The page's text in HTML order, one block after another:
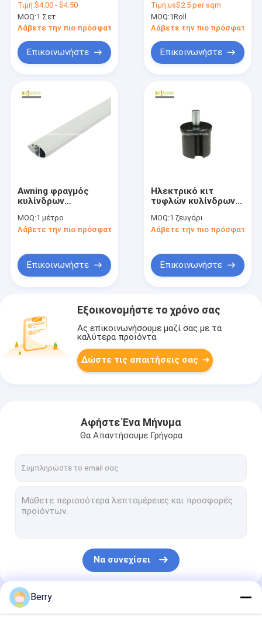
σκηνές
Τιμή:$4.00 - $4.50
MOQ:1 Σετ
Λάβετε την πιο πρόσφατη τιμή
Επικοινωνήστε
Τιμή:us$2.5 per sqm
MOQ:1Roll
Λάβετε την πιο πρόσφατη
Επικοινωνήστε
Awning φραγμός
κυλίνδρων
εξαρτήματα
παραθύρων, Awning
MOQ:1 μέτρο
Λάβετε την πιο πρόσφατη τιμή
Επικοινωνήστε
Ηλεκτρικό κιτ
τυφλών κυλίνδρων
σωλήνα Plug Awning
Frame
MOQ:1 ζευγάρι
Λάβετε την πιο πρόσφατη
Επικοινωνήστε
Εξοικονομήστε το χρόνο σας
Ας επικοινωνήσουμε μαζί σας με τα
καλύτερα προϊόντα.
Δώστε τις απαιτήσεις σας
Αφήστε Ένα Μήνυμα
Θα Απαντήσουμε Γρήγορα
Να συνεχίσει
Οι Κατηγορίες Μας
Berry